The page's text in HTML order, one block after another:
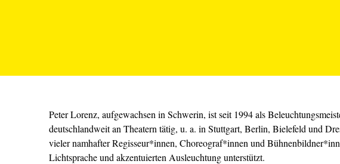
Peter Lorenz, aufgewachsen in Schwerin, ist seit 1994 als
deutschlandweit an Theatern tätig, u. a. in Stuttgart, Berlin, Bielefeld und
vieler namhafter Regisseur*innen, Choreograf*innen und
Lichtsprache und akzentuierten Ausleuchtung unterstützt.